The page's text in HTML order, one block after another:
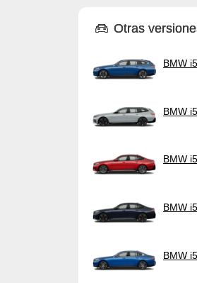
Otras
BMW
BMW
BMW
BMW
BMW